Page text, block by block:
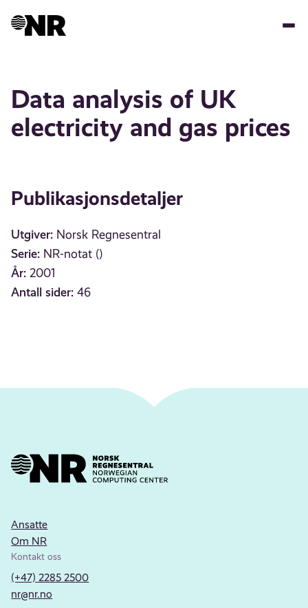
Data analysis of UK
electricity and gas prices
Publikasjonsdetaljer
Utgiver: Norsk Regnesentral
Serie: NR-notat ()
År: 2001
Antall sider: 46
Ansatte
Om NR
Kontakt oss
(+47) 2285 2500
nr@nr.no